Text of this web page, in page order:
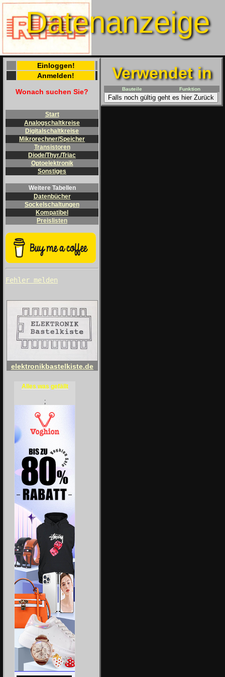
Datenanzeige
Einloggen!
Anmelden!
Wonach suchen Sie?
Start
Analogschaltkreise
Digitalschaltkreise
Mikrorechner/Speicher
Transistoren
Diode/Thyr./Triac
Optoelektronik
Sonstiges
Weitere Tabellen
Datenbücher
Sockelschaltungen
Kompatibel
Preislisten
Fehler melden
elektronikbastelkiste.de
Alles was gefällt
;
Verwendet in
Bauteile Funktion
Falls noch gültig geht es hier Zurück